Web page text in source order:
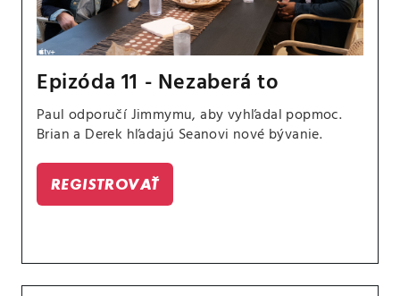
Epizóda 11 - Nezaberá to
Paul odporučí Jimmymu, aby vyhľadal popmoc.
Brian a Derek hľadajú Seanovi nové bývanie.
REGISTROVAŤ